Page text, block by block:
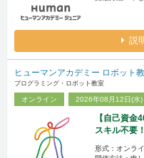
説
ヒューマンアカデミー ロボット
プログラミング・ロボット教室
オンライン 2026年08月12日(水)
【自己資金
スキル不要
形式：オンラ